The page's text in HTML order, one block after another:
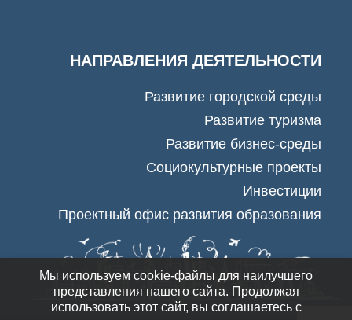
НАПРАВЛЕНИЯ ДЕЯТЕЛЬНОСТИ
Развитие городской среды
Развитие туризма
Развитие бизнес-среды
Социокультурные проекты
Инвестиции
Проектный офис развития образования
Мы используем cookie-файлы для наилучшего
представления нашего сайта. Продолжая
использовать этот сайт, вы соглашаетесь с